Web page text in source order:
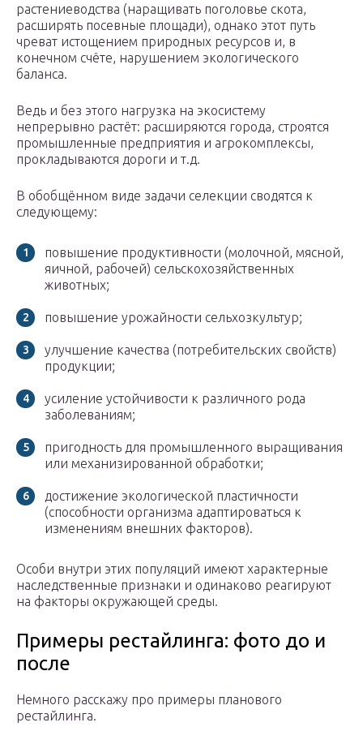
растениеводства (наращивать поголовье скота,
расширять посевные площади), однако этот путь
чреват истощением природных ресурсов и, в
конечном счёте, нарушением экологического
баланса.
Ведь и без этого нагрузка на экосистему
непрерывно растёт: расширяются города, строятся
промышленные предприятия и агрокомплексы,
прокладываются дороги и т.д.
В обобщённом виде задачи селекции сводятся к
следующему:
повышение продуктивности (молочной, мясной,
яичной, рабочей) сельскохозяйственных
животных;
повышение урожайности сельхозкультур;
улучшение качества (потребительских свойств)
продукции;
усиление устойчивости к различного рода
заболеваниям;
пригодность для промышленного выращивания
или механизированной обработки;
достижение экологической пластичности
(способности организма адаптироваться к
изменениям внешних факторов).
Особи внутри этих популяций имеют характерные
наследственные признаки и одинаково реагируют
на факторы окружающей среды.
Примеры рестайлинга: фото до и
после
Немного расскажу про примеры планового
рестайлинга.